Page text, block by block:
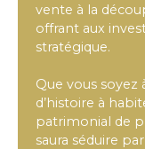
vente à la
offrant aux
stratégique.
Que vous soyez
d’histoire à
patrimonial de
saura séduire